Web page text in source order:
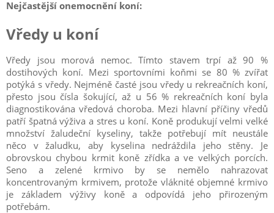
Nejčastější onemocnění koní:
Vředy u koní
Vředy jsou morová nemoc. Tímto stavem trpí až 90 %
dostihových koní. Mezi sportovními koňmi se 80 % zvířat
potýká s vředy. Nejméně časté jsou vředy u rekreačních koní,
přesto jsou čísla šokující, až u 56 % rekreačních koní byla
diagnostikována vředová choroba. Mezi hlavní příčiny vředů
patří špatná výživa a stres u koní. Koně produkují velmi velké
množství žaludeční kyseliny, takže potřebují mít neustále
něco v žaludku, aby kyselina nedráždila jeho stěny. Je
obrovskou chybou krmit koně zřídka a ve velkých porcích.
Seno a zelené krmivo by se nemělo nahrazovat
koncentrovaným krmivem, protože vláknité objemné krmivo
je základem výživy koně a odpovídá jeho přirozeným
potřebám.